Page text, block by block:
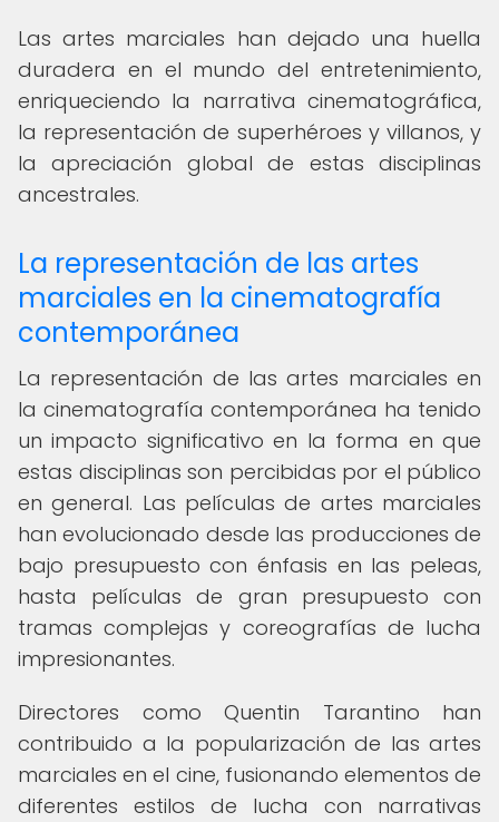
Las artes marciales han dejado una huella
duradera en el mundo del entretenimiento,
enriqueciendo la narrativa cinematográfica,
la representación de superhéroes y villanos, y
la apreciación global de estas disciplinas
ancestrales.
La representación de las artes
marciales en la cinematografía
contemporánea
La representación de las artes marciales en
la cinematografía contemporánea ha tenido
un impacto significativo en la forma en que
estas disciplinas son percibidas por el público
en general. Las películas de artes marciales
han evolucionado desde las producciones de
bajo presupuesto con énfasis en las peleas,
hasta películas de gran presupuesto con
tramas complejas y coreografías de lucha
impresionantes.
Directores como Quentin Tarantino han
contribuido a la popularización de las artes
marciales en el cine, fusionando elementos de
diferentes estilos de lucha con narrativas